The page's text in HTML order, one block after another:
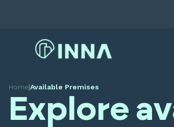
Home|Available Premises
Explore